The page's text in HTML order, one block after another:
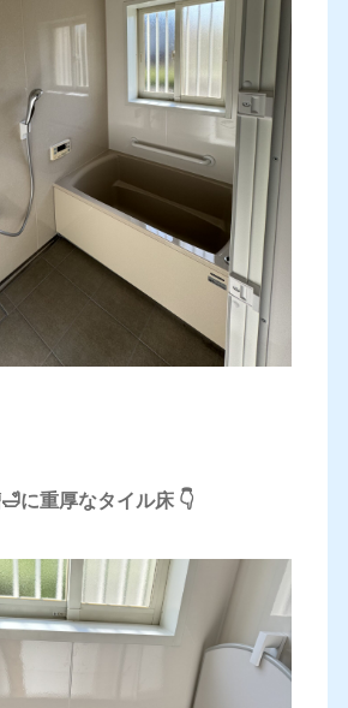
に重厚なタイル床 👇